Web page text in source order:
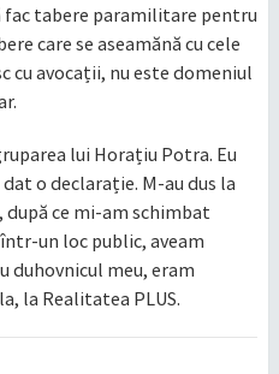
fac tabere paramilitare pentru
care se aseamănă cu cele
cu avocații, nu este domeniul
lui Horațiu Potra. Eu
o declarație. M-au dus la
ce mi-am schimbat
un loc public, aveam
duhovnicul meu, eram
la Realitatea PLUS.